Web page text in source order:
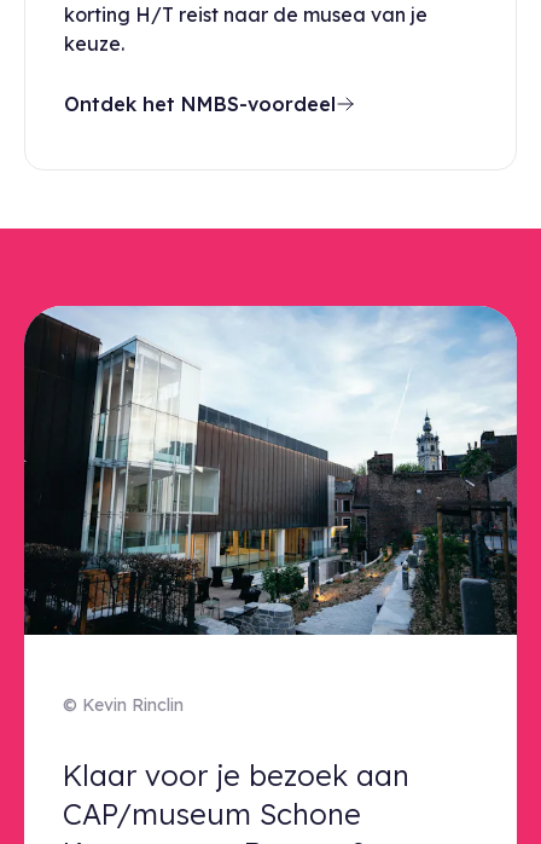
korting H/T reist naar de musea van je
keuze.
Ontdek het NMBS-voordeel
© Kevin Rinclin
Klaar voor je bezoek aan CAP/
Klaar voor je bezoek aan
CAP/museum Schone